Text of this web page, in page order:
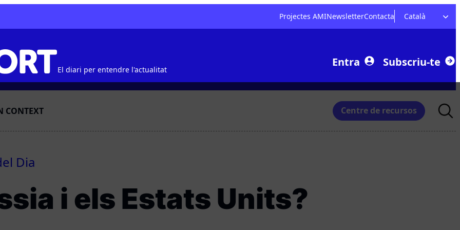
Projectes AMINewsletterContacta Català
El diari per entendre l'actualitat
Entra Subscriu-te
CONTEXT Centre de recursos
for:
Dia
i els Estats Units?